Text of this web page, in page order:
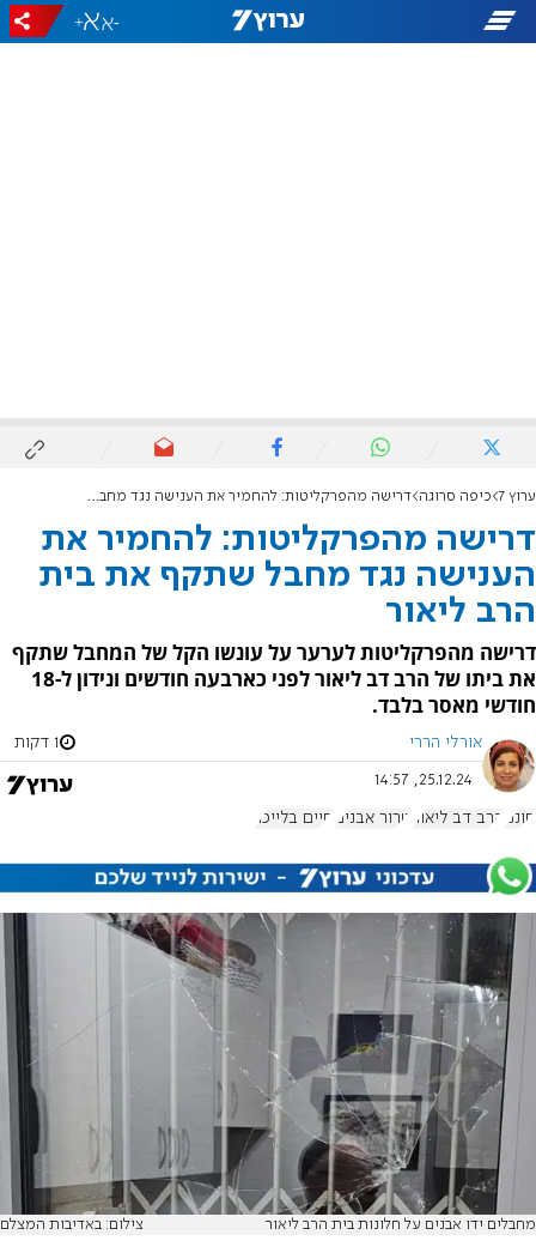
-
+
ערוץ 7 כיפה סרוגה דרישה מהפרקליטות: להחמיר את הענישה נגד מחבל שתקף את בית הרב ליאור
דרישה מהפרקליטות: להחמיר את
הענישה נגד מחבל שתקף את בית
הרב ליאור
דרישה מהפרקליטות לערער על עונשו הקל של המחבל שתקף
את ביתו של הרב דב ליאור לפני כארבעה חודשים ונידון ל-18
חודשי מאסר בלבד.
אורלי הררי 1 דקות
25.12.24, 14:57
חוננו הרב דב ליאור טרור אבנים חיים בלייכר
מחבלים ידו אבנים על חלונות בית הרב ליאור צילום: באדיבות המצלם